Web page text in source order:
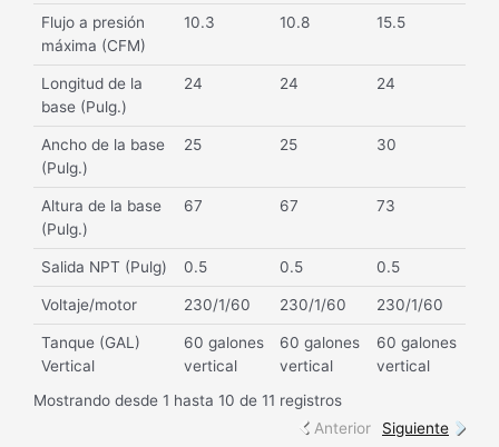
Flujo a presión
máxima (CFM)
10.3 10.8 15.5
Longitud de la
base (Pulg.)
24 24 24
Ancho de la base
(Pulg.)
25 25 30
Altura de la base
(Pulg.)
67 67 73
Salida NPT (Pulg) 0.5 0.5 0.5
Voltaje/motor 230/1/60 230/1/60 230/1/60
Tanque (GAL)
Vertical
60 galones
vertical
60 galones
vertical
60 galones
vertical
Mostrando desde 1 hasta 10 de 11 registros
Anterior
Siguiente